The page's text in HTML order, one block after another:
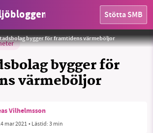
Stötta SMB
bygger för framtidens värmeböljor
bygger för
värmeböljor
Foto:Pixabay
Vilhelmsson
mar 2021• Lästid:3 min